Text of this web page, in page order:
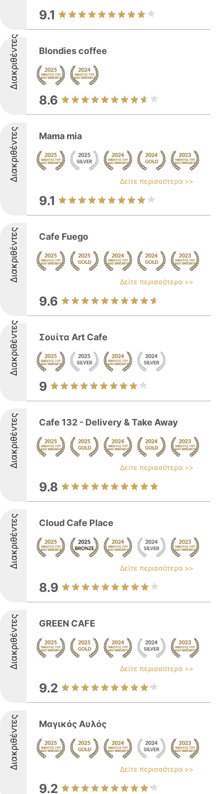
9.1
Διακριθέντες Blondies coffee
8.6
Διακριθέντες Mama mia
Δείτε περισσότερα >>
9.1
Διακριθέντες Cafe Fuego
Δείτε περισσότερα >>
9.6
Διακριθέντες Σουίτα Art Cafe
9
Διακριθέντες Cafe 132 - Delivery & Take Away
Δείτε περισσότερα >>
9.8
Διακριθέντες Cloud Cafe Place
Δείτε περισσότερα >>
8.9
Διακριθέντες GREEN CAFE
Δείτε περισσότερα >>
9.2
Διακριθέντες Μαγικός Αυλός
Δείτε περισσότερα >>
9.2